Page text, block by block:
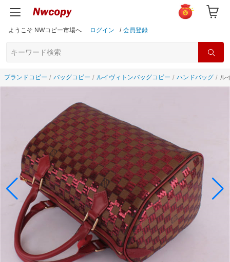
ようこそ NWコピー市場へ ログイン / 会員登録
ブランドコピー バッグコピー ルイヴィトンバッグコピー ハンドバッグ ル